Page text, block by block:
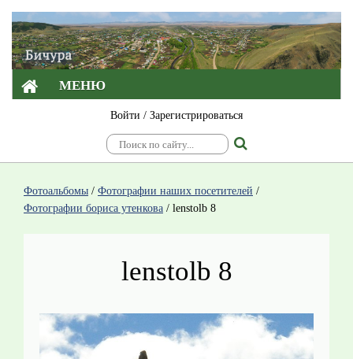
МЕНЮ
Войти / Зарегистрироваться
Фотоальбомы / Фотографии наших посетителей /
Фотографии бориса утенкова / lenstolb 8
lenstolb 8